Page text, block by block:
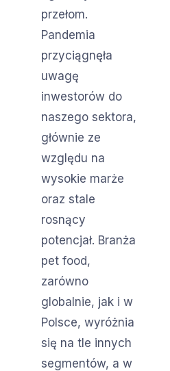
przełom.
Pandemia
przyciągnęła
uwagę
inwestorów do
naszego sektora,
głównie ze
względu na
wysokie marże
oraz stale
rosnący
potencjał. Branża
pet food,
zarówno
globalnie, jak i w
Polsce, wyróżnia
się na tle innych
segmentów, a w